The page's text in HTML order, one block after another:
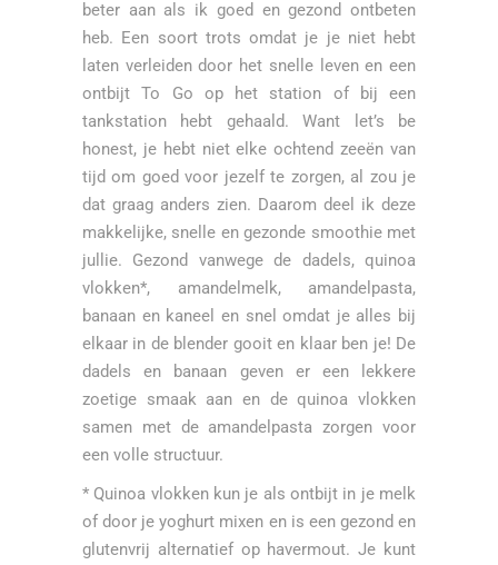
beter aan als ik goed en gezond ontbeten
heb. Een soort trots omdat je je niet hebt
laten verleiden door het snelle leven en een
ontbijt To Go op het station of bij een
tankstation hebt gehaald. Want let’s be
honest, je hebt niet elke ochtend zeeën van
tijd om goed voor jezelf te zorgen, al zou je
dat graag anders zien. Daarom deel ik deze
makkelijke, snelle en gezonde smoothie met
jullie. Gezond vanwege de dadels, quinoa
vlokken*, amandelmelk, amandelpasta,
banaan en kaneel en snel omdat je alles bij
elkaar in de blender gooit en klaar ben je! De
dadels en banaan geven er een lekkere
zoetige smaak aan en de quinoa vlokken
samen met de amandelpasta zorgen voor
een volle structuur.
* Quinoa vlokken kun je als ontbijt in je melk
of door je yoghurt mixen en is een gezond en
glutenvrij alternatief op havermout. Je kunt